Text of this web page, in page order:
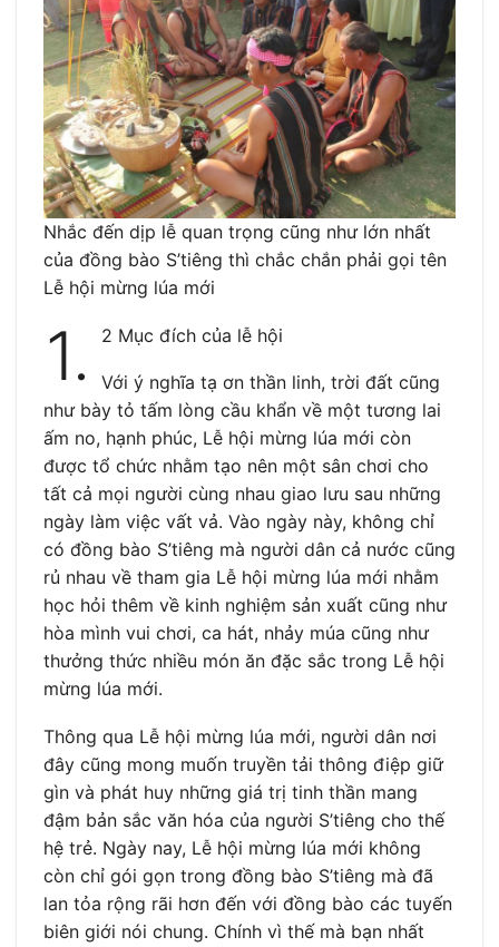
Nhắc đến dịp lễ quan trọng cũng như lớn nhất
của đồng bào S’tiêng thì chắc chắn phải gọi tên
Lễ hội mừng lúa mới
1. 2 Mục đích của lễ hội
Với ý nghĩa tạ ơn thần linh, trời đất cũng
như bày tỏ tấm lòng cầu khẩn về một tương lai
ấm no, hạnh phúc, Lễ hội mừng lúa mới còn
được tổ chức nhằm tạo nên một sân chơi cho
tất cả mọi người cùng nhau giao lưu sau những
ngày làm việc vất vả. Vào ngày này, không chỉ
có đồng bào S’tiêng mà người dân cả nước cũng
rủ nhau về tham gia Lễ hội mừng lúa mới nhằm
học hỏi thêm về kinh nghiệm sản xuất cũng như
hòa mình vui chơi, ca hát, nhảy múa cũng như
thưởng thức nhiều món ăn đặc sắc trong Lễ hội
mừng lúa mới.
Thông qua Lễ hội mừng lúa mới, người dân nơi
đây cũng mong muốn truyền tải thông điệp giữ
gìn và phát huy những giá trị tinh thần mang
đậm bản sắc văn hóa của người S’tiêng cho thế
hệ trẻ. Ngày nay, Lễ hội mừng lúa mới không
còn chỉ gói gọn trong đồng bào S’tiêng mà đã
lan tỏa rộng rãi hơn đến với đồng bào các tuyến
biên giới nói chung. Chính vì thế mà bạn nhất